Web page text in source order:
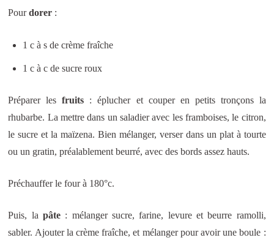
Pourdorer :
1 c à s de crème fraîche
1 c à c de sucre roux
Préparer lesfruits : éplucher et couper en petits tronçons la
rhubarbe. La mettre dans un saladier avec les framboises, le citron,
le sucre et la maïzena. Bien mélanger, verser dans un plat à tourte
ou un gratin, préalablement beurré, avec des bords assez hauts.
Préchauffer le four à 180°c.
Puis, lapâte : mélanger sucre, farine, levure et beurre ramolli,
sabler. Ajouter la crème fraîche, et mélanger pour avoir une boule :